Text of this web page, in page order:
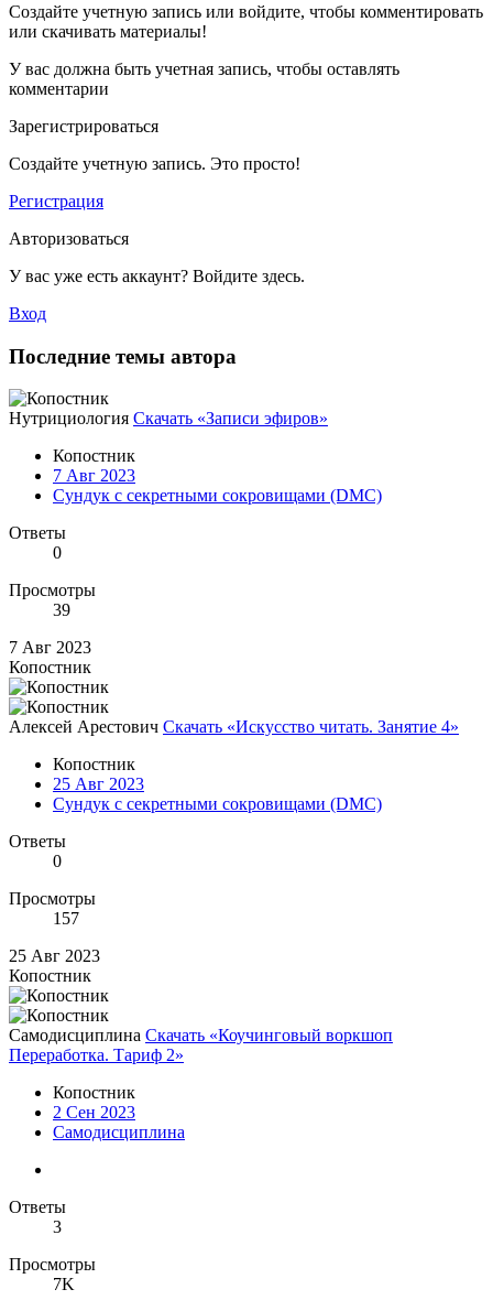
Создайте учетную запись или войдите, чтобы комментировать
или скачивать материалы!
У вас должна быть учетная запись, чтобы оставлять
комментарии
Зарегистрироваться
Создайте учетную запись. Это просто!
Регистрация
Авторизоваться
У вас уже есть аккаунт? Войдите здесь.
Вход
Последние темы автора
Нутрициология Скачать «Записи эфиров»
Копостник
7 Авг 2023
Сундук с секретными сокровищами (DMC)
Ответы
0
Просмотры
39
7 Авг 2023
Копостник
Алексей Арестович Скачать «Искусство читать. Занятие 4»
Копостник
25 Авг 2023
Сундук с секретными сокровищами (DMC)
Ответы
0
Просмотры
157
25 Авг 2023
Копостник
Самодисциплина Скачать «Коучинговый воркшоп
Переработка. Тариф 2»
Копостник
2 Сен 2023
Самодисциплина
Ответы
3
Просмотры
7K